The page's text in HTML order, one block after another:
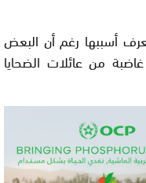
أسببها رغم أن البعض
من عائلات الضحايا